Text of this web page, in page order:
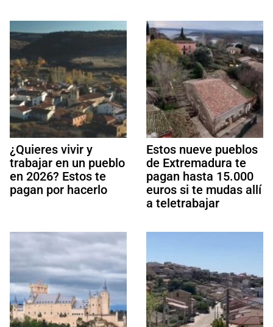
¿Quieres vivir y
trabajar en un pueblo
en 2026? Estos te
pagan por hacerlo
Estos nueve pueblos
de Extremadura te
pagan hasta 15.000
euros si te mudas allí
a teletrabajar